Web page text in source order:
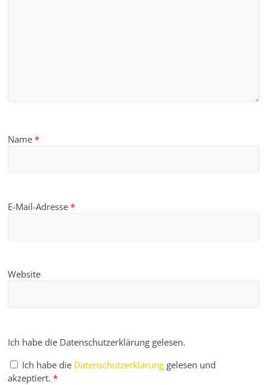
Name*
E-Mail-Adresse*
Website
Ich habe die Datenschutzerklärung gelesen.
Ich habe die Datenschutzerklärung gelesen und
akzeptiert. *